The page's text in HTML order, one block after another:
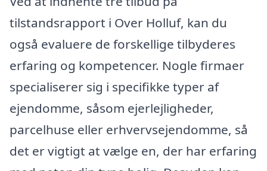
tilstandsrapport i Over Holluf, kan du
også evaluere de forskellige tilbyderes
erfaring og kompetencer. Nogle firmaer
specialiserer sig i specifikke typer af
ejendomme, såsom ejerlejligheder,
parcelhuse eller erhvervsejendomme, så
det er vigtigt at vælge en, der har erfaring